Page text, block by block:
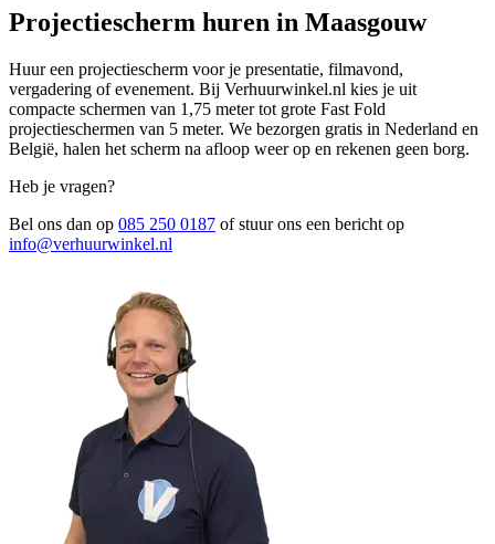
Projectiescherm huren in Maasgouw
Huur een projectiescherm voor je presentatie, filmavond,
vergadering of evenement. Bij Verhuurwinkel.nl kies je uit
compacte schermen van 1,75 meter tot grote Fast Fold
projectieschermen van 5 meter. We bezorgen gratis in Nederland en
België, halen het scherm na afloop weer op en rekenen geen borg.
Heb je vragen?
Bel ons dan op 085 250 0187 of stuur ons een bericht op
info@verhuurwinkel.nl